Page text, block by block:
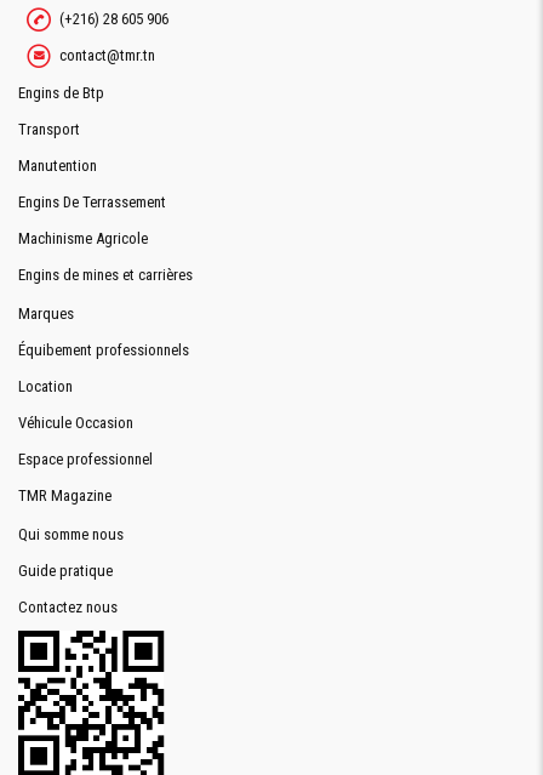
(+216) 28 605 906
contact@tmr.tn
Engins de Btp
Transport
Manutention
Engins De Terrassement
Machinisme Agricole
Engins de mines et carrières
Marques
Équibement professionnels
Location
Véhicule Occasion
Espace professionnel
TMR Magazine
Qui somme nous
Guide pratique
Contactez nous